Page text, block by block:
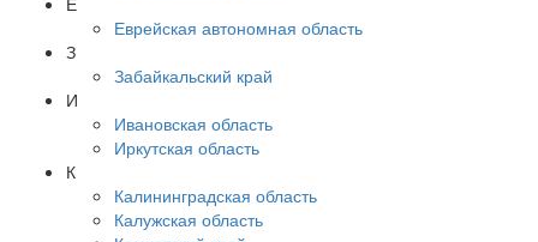
Еврейская автономная область
З
Забайкальский край
И
Ивановская область
Иркутская область
К
Калининградская область
Калужская область